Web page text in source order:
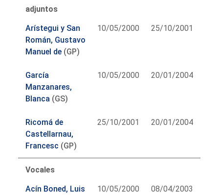
adjuntos
Arístegui y San
Román, Gustavo
Manuel de (GP)
10/05/2000 25/10/2001
García
Manzanares,
Blanca (GS)
10/05/2000 20/01/2004
Ricomá de
Castellarnau,
Francesc (GP)
25/10/2001 20/01/2004
Vocales
Acín Boned, Luis
10/05/2000 08/04/2003